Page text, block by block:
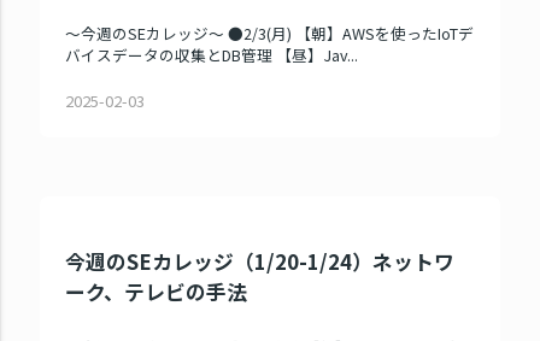
～今週のSEカレッジ～ ●2/3(月) 【朝】AWSを使ったIoTデ
バイスデータの収集とDB管理 【昼】Jav...
2025-02-03
今週のSEカレッジ（1/20-1/24）ネットワ
ーク、テレビの手法